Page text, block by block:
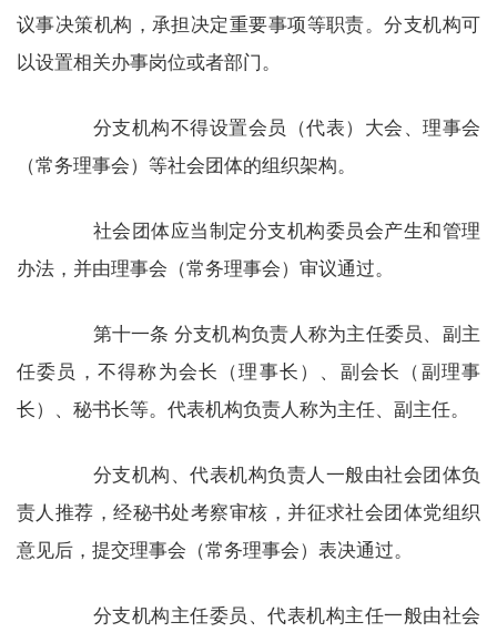
议事决策机构，承担决定重要事项等职责。分支机构可
以设置相关办事岗位或者部门。
分支机构不得设置会员（代表）大会、理事会
（常务理事会）等社会团体的组织架构。
社会团体应当制定分支机构委员会产生和管理
办法，并由理事会（常务理事会）审议通过。
第十一条 分支机构负责人称为主任委员、副主
任委员，不得称为会长（理事长）、副会长（副理事
长）、秘书长等。代表机构负责人称为主任、副主任。
分支机构、代表机构负责人一般由社会团体负
责人推荐，经秘书处考察审核，并征求社会团体党组织
意见后，提交理事会（常务理事会）表决通过。
分支机构主任委员、代表机构主任一般由社会